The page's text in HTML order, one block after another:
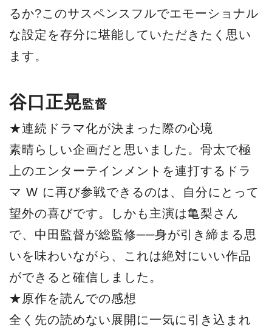
るか?このサスペンスフルでエモーショナル
な設定を存分に堪能していただきたく思い
ます。
谷口正晃監督
★連続ドラマ化が決まった際の心境
素晴らしい企画だと思いました。骨太で極
上のエンターテインメントを連打するドラ
マ W に再び参戦できるのは、自分にとって
望外の喜びです。しかも主演は亀梨さん
で、中田監督が総監修──身が引き締まる思
いを味わいながら、これは絶対にいい作品
ができると確信しました。
★原作を読んでの感想
全く先の読めない展開に一気に引き込まれ